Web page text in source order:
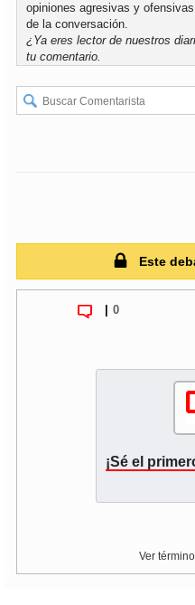
opiniones agresivas y
de la conversación.
¿Ya eres lector de nuestros
tu comentario.
Este
0
¡Sé el
Ver